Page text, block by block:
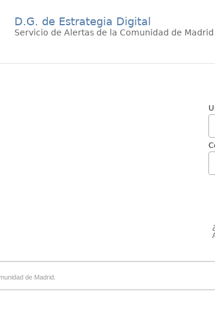
D.G. de Estrategia Digital
Servicio de Alertas de la Comunidad de Madrid
de Madrid.